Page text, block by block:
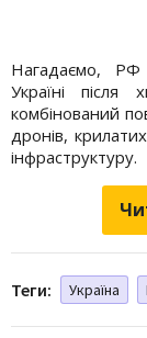
Нагадаємо, РФ
Україні
комбінований
дронів,
інфраструктуру.
Теги: Україна